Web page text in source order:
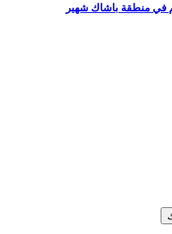
في منطقة باشاك شهير